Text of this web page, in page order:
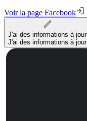
Voir la page Facebook
J'ai des informations à jour
J'ai des informations à jour